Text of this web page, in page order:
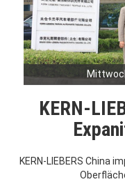
KERN-
KERN-LIEBERS China